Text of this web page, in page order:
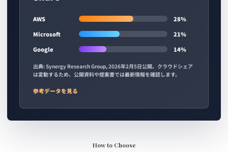
AWS 28%
Microsoft
21%
Google
14%
出典: Synergy Research Group, 2026年2月5日公開。クラウドシェア
は変動するため、公開資料や提案書では最新情報を確認します。
参考データを見る
How to Choose